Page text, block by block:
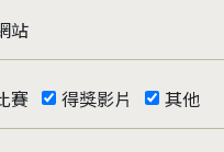
站
賽 得獎影片 其他